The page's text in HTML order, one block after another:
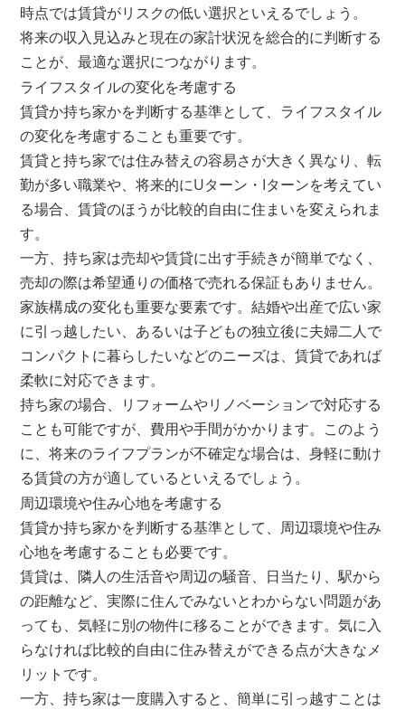
時点では賃貸がリスクの低い選択といえるでしょう。
将来の収入見込みと現在の家計状況を総合的に判断する
ことが、最適な選択につながります。
ライフスタイルの変化を考慮する
賃貸か持ち家かを判断する基準として、ライフスタイル
の変化を考慮することも重要です。
賃貸と持ち家では住み替えの容易さが大きく異なり、転
勤が多い職業や、将来的にUターン・Iターンを考えてい
る場合、賃貸のほうが比較的自由に住まいを変えられま
す。
一方、持ち家は売却や賃貸に出す手続きが簡単でなく、
売却の際は希望通りの価格で売れる保証もありません。
家族構成の変化も重要な要素です。結婚や出産で広い家
に引っ越したい、あるいは子どもの独立後に夫婦二人で
コンパクトに暮らしたいなどのニーズは、賃貸であれば
柔軟に対応できます。
持ち家の場合、リフォームやリノベーションで対応する
ことも可能ですが、費用や手間がかかります。このよう
に、将来のライフプランが不確定な場合は、身軽に動け
る賃貸の方が適しているといえるでしょう。
周辺環境や住み心地を考慮する
賃貸か持ち家かを判断する基準として、周辺環境や住み
心地を考慮することも必要です。
賃貸は、隣人の生活音や周辺の騒音、日当たり、駅から
の距離など、実際に住んでみないとわからない問題があ
っても、気軽に別の物件に移ることができます。気に入
らなければ比較的自由に住み替えができる点が大きなメ
リットです。
一方、持ち家は一度購入すると、簡単に引っ越すことは